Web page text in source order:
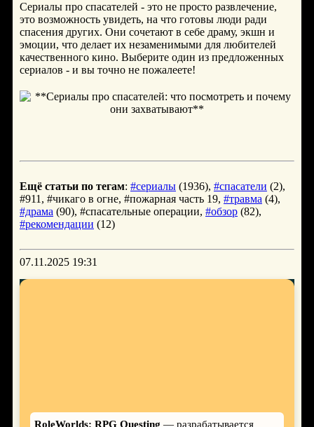
Сериалы про спасателей - это не просто развлечение,
это возможность увидеть, на что готовы люди ради
спасения других. Они сочетают в себе драму, экшн и
эмоции, что делает их незаменимыми для любителей
качественного кино. Выберите один из предложенных
сериалов - и вы точно не пожалеете!
Ещё статьи по тегам: #сериалы (1936), #спасатели (2),
#911, #чикаго в огне, #пожарная часть 19, #травма (4),
#драма (90), #спасательные операции, #обзор (82),
#рекомендации (12)
07.11.2025 19:31
RoleWorlds: RPG Questing — разрабатывается